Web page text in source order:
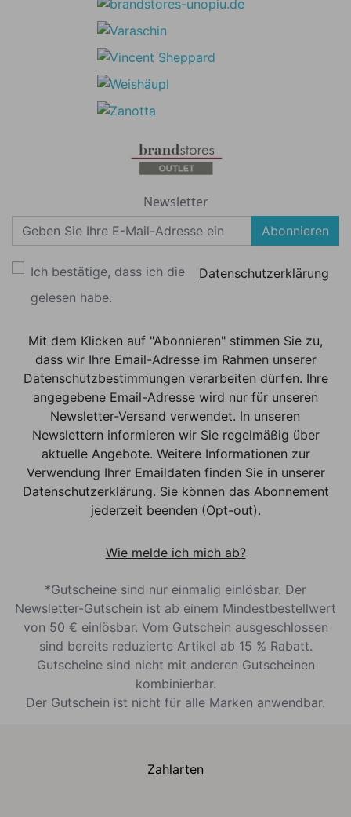
Newsletter
Abonnieren
Ich bestätige, dass ich die
Datenschutzerklärung
gelesen habe.
Mit dem Klicken auf "Abonnieren" stimmen Sie zu,
dass wir Ihre Email-Adresse im Rahmen unserer
Datenschutzbestimmungen verarbeiten dürfen. Ihre
angegebene Email-Adresse wird nur für unseren
Newsletter-Versand verwendet. In unseren
Newslettern informieren wir Sie regelmäßig über
aktuelle Angebote. Weitere Informationen zur
Verwendung Ihrer Emaildaten finden Sie in unserer
Datenschutzerklärung. Sie können das Abonnement
jederzeit beenden (Opt-out).
Wie melde ich mich ab?
*Gutscheine sind nur einmalig einlösbar. Der
Newsletter-Gutschein ist ab einem Mindestbestellwert
von 50 € einlösbar. Vom Gutschein ausgeschlossen
sind bereits reduzierte Artikel ab 15 % Rabatt.
Gutscheine sind nicht mit anderen Gutscheinen
kombinierbar.
Der Gutschein ist nicht für alle Marken anwendbar.
Zahlarten